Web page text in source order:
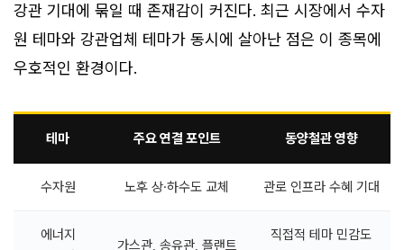
강관 기대에 묶일 때 존재감이 커진다. 최근 시장에서 수자
원 테마와 강관업체 테마가 동시에 살아난 점은 이 종목에
우호적인 환경이다.
테마 주요 연결 포인트 동양철관 영향
수자원 노후 상·하수도 교체 관로 인프라 수혜 기대
에너지
가스관, 송유관, 플랜트
직접적 테마 민감도